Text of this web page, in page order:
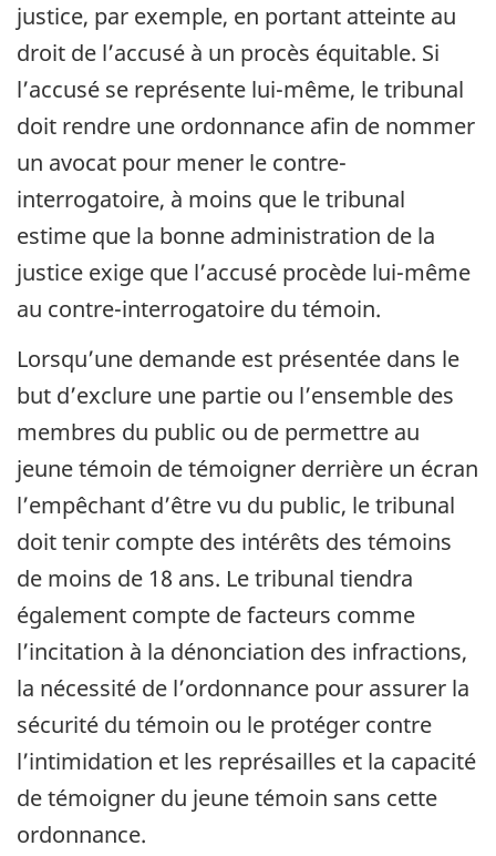
justice, par exemple, en portant atteinte au
droit de l’accusé à un procès équitable. Si
l’accusé se représente lui-même, le tribunal
doit rendre une ordonnance afin de nommer
un avocat pour mener le contre-
interrogatoire, à moins que le tribunal
estime que la bonne administration de la
justice exige que l’accusé procède lui-même
au contre-interrogatoire du témoin.
Lorsqu’une demande est présentée dans le
but d’exclure une partie ou l’ensemble des
membres du public ou de permettre au
jeune témoin de témoigner derrière un écran
l’empêchant d’être vu du public, le tribunal
doit tenir compte des intérêts des témoins
de moins de 18 ans. Le tribunal tiendra
également compte de facteurs comme
l’incitation à la dénonciation des infractions,
la nécessité de l’ordonnance pour assurer la
sécurité du témoin ou le protéger contre
l’intimidation et les représailles et la capacité
de témoigner du jeune témoin sans cette
ordonnance.